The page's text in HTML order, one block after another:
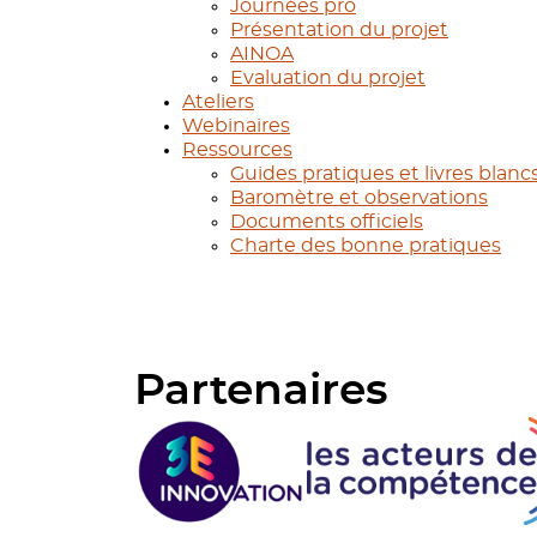
Journées pro
Présentation du projet
AINOA
Evaluation du projet
Ateliers
Webinaires
Ressources
Guides pratiques et livres
Baromètre et observations
Documents officiels
Charte des bonne pratiques
Partenaires